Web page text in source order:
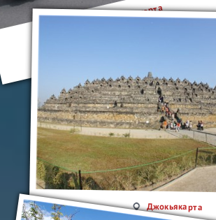
Джокьякарта
Джокьякарта